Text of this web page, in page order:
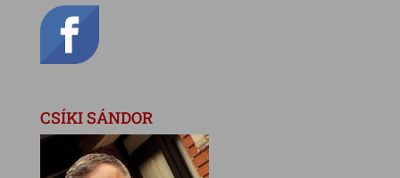
CSÍKI SÁNDOR